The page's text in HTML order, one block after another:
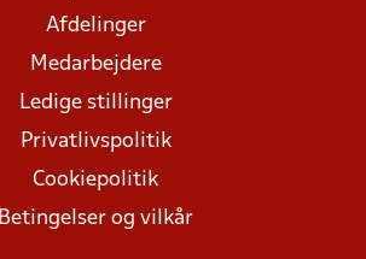
Afdelinger
Medarbejdere
Ledige stillinger
Privatlivspolitik
Cookiepolitik
Betingelser og vilkår